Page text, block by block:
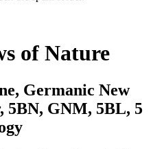
of Nature
Germanic New
5BN, GNM, 5BL, 5